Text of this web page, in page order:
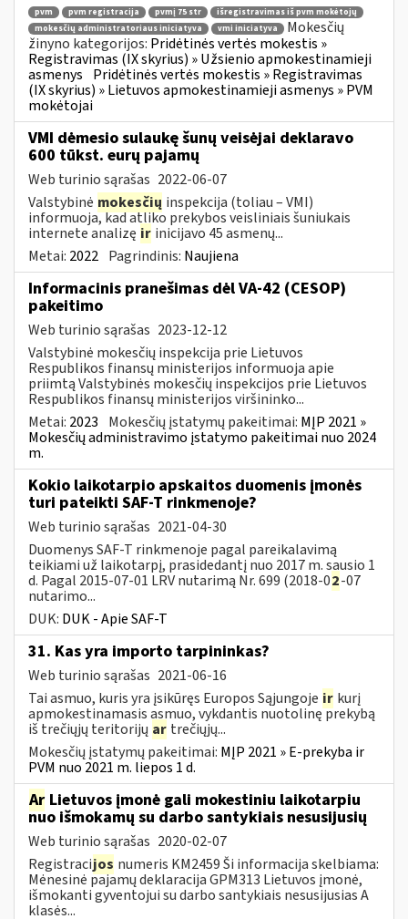
pvm pvm registracija pvmį 75 str
išregistravimas iš pvm mokėtojų
mokesčių administratoriaus iniciatyva
vmi iniciatyva
Mokesčių
žinyno kategorijos: Pridėtinės vertės mokestis »
Registravimas (IX skyrius) » Užsienio apmokestinamieji
asmenys Pridėtinės vertės mokestis » Registravimas
(IX skyrius) » Lietuvos apmokestinamieji asmenys » PVM
mokėtojai
VMI dėmesio sulaukę šunų veisėjai deklaravo
600 tūkst. eurų pajamų
Web turinio sąrašas 2022-06-07
Valstybinė mokesčių inspekcija (toliau – VMI)
informuoja, kad atliko prekybos veisliniais šuniukais
internete analizę ir inicijavo 45 asmenų...
Metai: 2022 Pagrindinis: Naujiena
Informacinis pranešimas dėl VA-42 (CESOP)
pakeitimo
Web turinio sąrašas 2023-12-12
Valstybinė mokesčių inspekcija prie Lietuvos
Respublikos finansų ministerijos informuoja apie
priimtą Valstybinės mokesčių inspekcijos prie Lietuvos
Respublikos finansų ministerijos viršininko...
Metai: 2023 Mokesčių įstatymų pakeitimai: MĮP 2021 »
Mokesčių administravimo įstatymo pakeitimai nuo 2024
m.
Kokio laikotarpio apskaitos duomenis įmonės
turi pateikti SAF-T rinkmenoje?
Web turinio sąrašas 2021-04-30
Duomenys SAF-T rinkmenoje pagal pareikalavimą
teikiami už laikotarpį, prasidedantį nuo 2017 m. sausio 1
d. Pagal 2015-07-01 LRV nutarimą Nr. 699 (2018-02-07
nutarimo...
DUK: DUK - Apie SAF-T
31. Kas yra importo tarpininkas?
Web turinio sąrašas 2021-06-16
Tai asmuo, kuris yra įsikūręs Europos Sąjungoje ir kurį
apmokestinamasis asmuo, vykdantis nuotolinę prekybą
iš trečiųjų teritorijų ar trečiųjų...
Mokesčių įstatymų pakeitimai: MĮP 2021 » E-prekyba ir
PVM nuo 2021 m. liepos 1 d.
Ar Lietuvos įmonė gali mokestiniu laikotarpiu
nuo išmokamų su darbo santykiais nesusijusių
Web turinio sąrašas 2020-02-07
Registracijos numeris KM2459 Ši informacija skelbiama:
Mėnesinė pajamų deklaracija GPM313 Lietuvos įmonė,
išmokanti gyventojui su darbo santykiais nesusijusias A
klasės...